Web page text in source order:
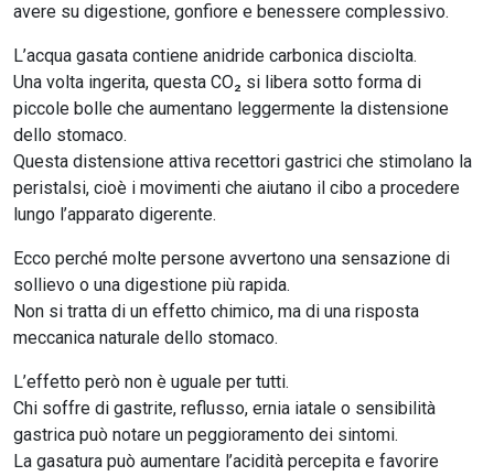
avere su digestione, gonfiore e benessere complessivo.
L’acqua gasata contiene anidride carbonica disciolta.
Una volta ingerita, questa CO₂ si libera sotto forma di
piccole bolle che aumentano leggermente la distensione
dello stomaco.
Questa distensione attiva recettori gastrici che stimolano la
peristalsi, cioè i movimenti che aiutano il cibo a procedere
lungo l’apparato digerente.
Ecco perché molte persone avvertono una sensazione di
sollievo o una digestione più rapida.
Non si tratta di un effetto chimico, ma di una risposta
meccanica naturale dello stomaco.
L’effetto però non è uguale per tutti.
Chi soffre di gastrite, reflusso, ernia iatale o sensibilità
gastrica può notare un peggioramento dei sintomi.
La gasatura può aumentare l’acidità percepita e favorire